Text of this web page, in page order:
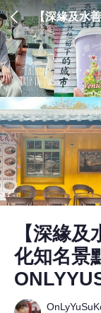
【深緣及水
園區含交通
最高
【深緣
化知名景